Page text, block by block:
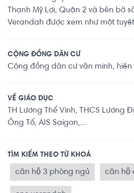
Thạnh Mỹ Lợi, Quận 2 và bên bờ
Verandah được xem như một
CỘNG ĐỒNG DÂN CƯ
Cộng đồng dân cư văn minh, hiện
VỀ GIÁO DỤC
TH Lương Thế Vinh, THCS Lương
Ông Tố, AIS Saigon,...
TÌM KIẾM THEO TỪ KHOÁ
căn hộ 3 phòng ngủ căn hộ